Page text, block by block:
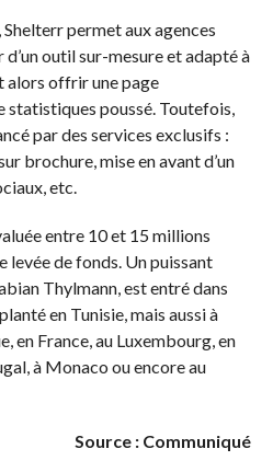
permet aux agences
outil sur-mesure et adapté à
alors offrir une page
statistiques poussé. Toutefois,
par des services exclusifs :
brochure, mise en avant d’un
etc.
entre 10 et 15 millions
levée de fonds. Un puissant
Thylmann, est entré dans
en Tunisie, mais aussi à
en France, au Luxembourg, en
à Monaco ou encore au
Source : Communiqué